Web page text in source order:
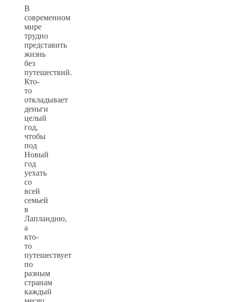
В
современном
мире
трудно
представить
жизнь
без
путешествий.
Кто-
то
откладывает
деньги
целый
год,
чтобы
под
Новый
год
уехать
со
всей
семьей
в
Лапландию,
а
кто-
то
путешествует
по
разным
странам
каждый